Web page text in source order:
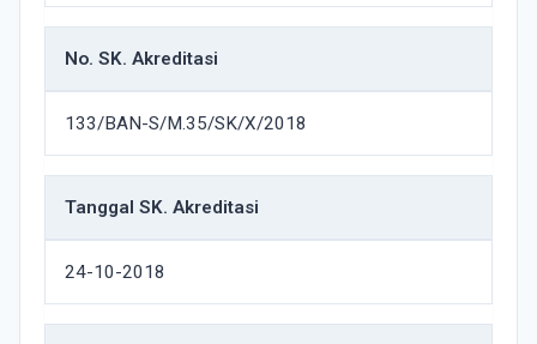
No. SK. Akreditasi
133/BAN-S/M.35/SK/X/2018
Tanggal SK. Akreditasi
24-10-2018